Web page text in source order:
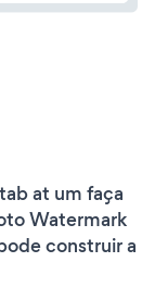
at um faça
Watermark
construir a